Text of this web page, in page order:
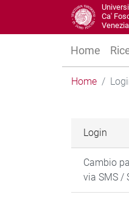
Ca'
Venezia
Home
Home
Login
Cambio
via SMS /